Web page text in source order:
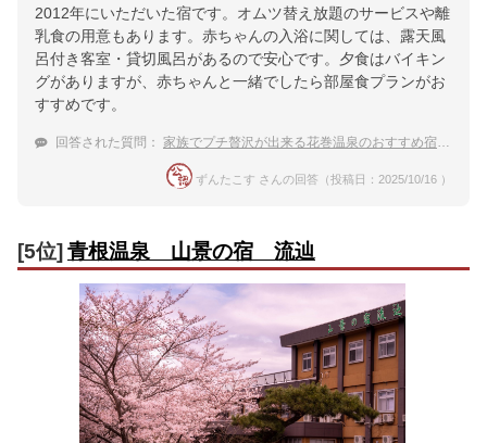
2012年にいただいた宿です。オムツ替え放題のサービスや離
乳食の用意もあります。赤ちゃんの入浴に関しては、露天風
呂付き客室・貸切風呂があるので安心です。夕食はバイキン
グがありますが、赤ちゃんと一緒でしたら部屋食プランがお
すすめです。
回答された質問： 家族でプチ贅沢が出来る花巻温泉のおすすめ宿は？
ずんたこす さんの回答（投稿日：2025/10/16 ）
[5位] 青根温泉 山景の宿 流辿